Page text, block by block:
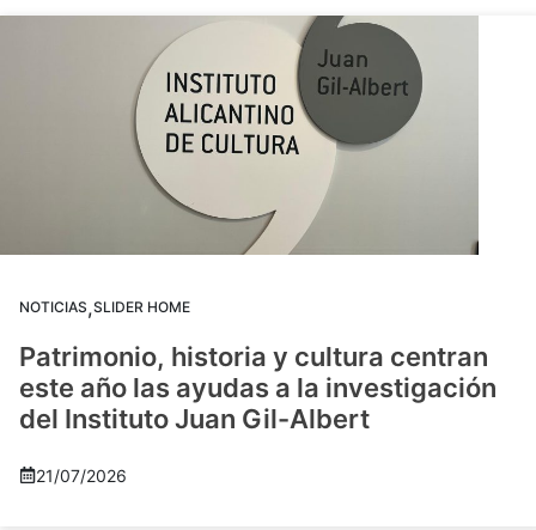
NOTICIAS,SLIDER HOME
Patrimonio, historia y cultura centran
este año las ayudas a la investigación
del Instituto Juan Gil-Albert
21/07/2026